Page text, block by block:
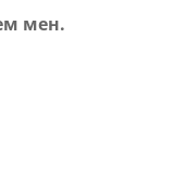
мен.